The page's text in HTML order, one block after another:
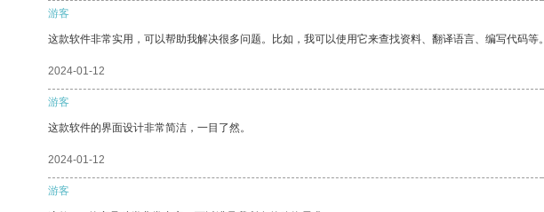
游客
这款软件非常实用，可以帮助我解决很多问题。比如，我可以使用它来查找资料、翻译语言、编写代码等。
2024-01-12
游客
这款软件的界面设计非常简洁，一目了然。
2024-01-12
游客